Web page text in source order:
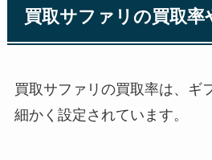
買取サファリの買取
買取サファリの買取率は、ギ
細かく設定されています。